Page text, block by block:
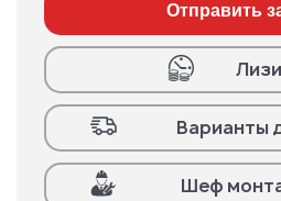
Отправить
Варианты
Шеф